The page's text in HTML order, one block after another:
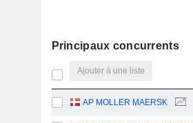
Principaux concurrents
Ajouter à une liste
AP MOLLER MAERSK